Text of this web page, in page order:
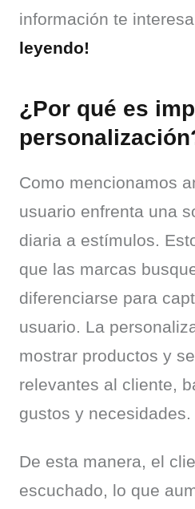
información te
leyendo!
¿Por qué es
Como mencionamos
usuario enfrenta una
diaria a estímulos.
que las marcas
diferenciarse para
usuario. La
mostrar productos y
relevantes al cliente,
gustos y necesidades.
De esta manera, el
escuchado, lo que